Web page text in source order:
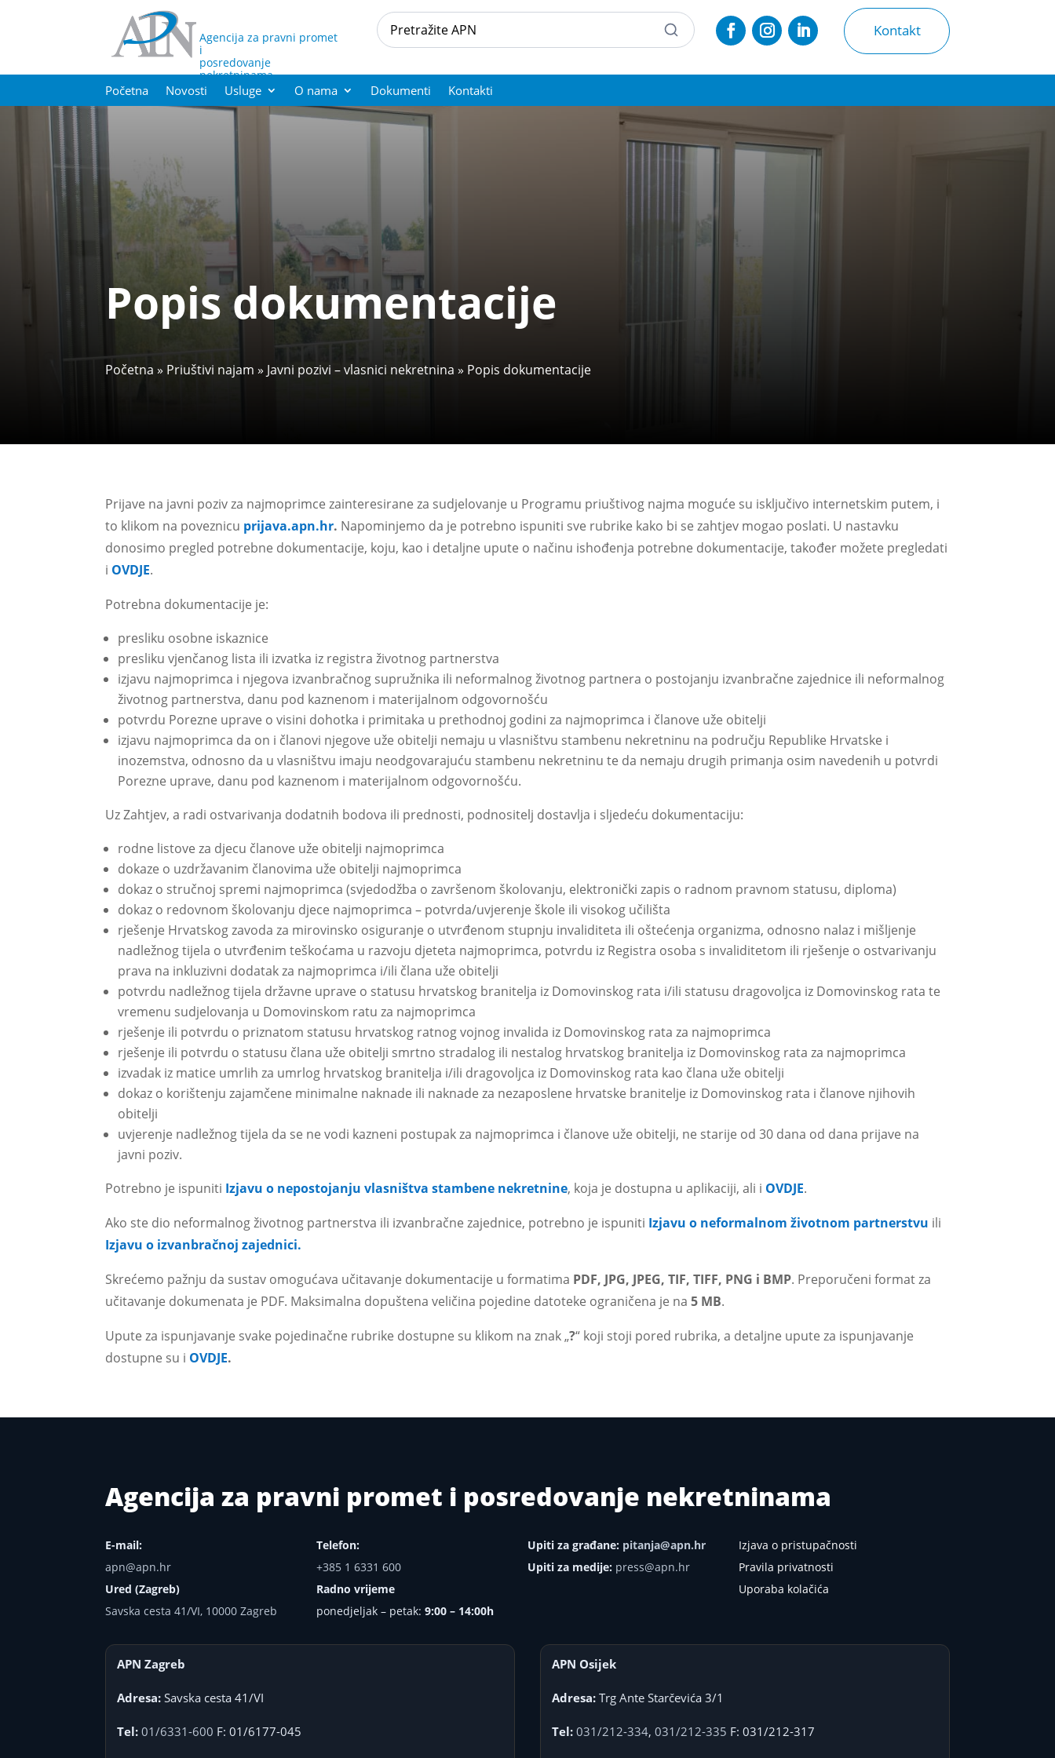
Agencija za pravni promet
i
posredovanje
nekretninama
Kontakt
Početna Novosti Usluge O nama Dokumenti Kontakti
Popis dokumentacije
Početna » Priuštivi najam » Javni pozivi – vlasnici nekretnina » Popis dokumentacije
Prijave na javni poziv za najmoprimce zainteresirane za sudjelovanje u Programu priuštivog najma moguće su isključivo internetskim putem, i
to klikom na poveznicu prijava.apn.hr. Napominjemo da je potrebno ispuniti sve rubrike kako bi se zahtjev mogao poslati. U nastavku
donosimo pregled potrebne dokumentacije, koju, kao i detaljne upute o načinu ishođenja potrebne dokumentacije, također možete pregledati
i OVDJE.
Potrebna dokumentacije je:
presliku osobne iskaznice
presliku vjenčanog lista ili izvatka iz registra životnog partnerstva
izjavu najmoprimca i njegova izvanbračnog supružnika ili neformalnog životnog partnera o postojanju izvanbračne zajednice ili neformalnog
životnog partnerstva, danu pod kaznenom i materijalnom odgovornošću
potvrdu Porezne uprave o visini dohotka i primitaka u prethodnoj godini za najmoprimca i članove uže obitelji
izjavu najmoprimca da on i članovi njegove uže obitelji nemaju u vlasništvu stambenu nekretninu na području Republike Hrvatske i
inozemstva, odnosno da u vlasništvu imaju neodgovarajuću stambenu nekretninu te da nemaju drugih primanja osim navedenih u potvrdi
Porezne uprave, danu pod kaznenom i materijalnom odgovornošću.
Uz Zahtjev, a radi ostvarivanja dodatnih bodova ili prednosti, podnositelj dostavlja i sljedeću dokumentaciju:
rodne listove za djecu članove uže obitelji najmoprimca
dokaze o uzdržavanim članovima uže obitelji najmoprimca
dokaz o stručnoj spremi najmoprimca (svjedodžba o završenom školovanju, elektronički zapis o radnom pravnom statusu, diploma)
dokaz o redovnom školovanju djece najmoprimca – potvrda/uvjerenje škole ili visokog učilišta
rješenje Hrvatskog zavoda za mirovinsko osiguranje o utvrđenom stupnju invaliditeta ili oštećenja organizma, odnosno nalaz i mišljenje
nadležnog tijela o utvrđenim teškoćama u razvoju djeteta najmoprimca, potvrdu iz Registra osoba s invaliditetom ili rješenje o ostvarivanju
prava na inkluzivni dodatak za najmoprimca i/ili člana uže obitelji
potvrdu nadležnog tijela državne uprave o statusu hrvatskog branitelja iz Domovinskog rata i/ili statusu dragovoljca iz Domovinskog rata te
vremenu sudjelovanja u Domovinskom ratu za najmoprimca
rješenje ili potvrdu o priznatom statusu hrvatskog ratnog vojnog invalida iz Domovinskog rata za najmoprimca
rješenje ili potvrdu o statusu člana uže obitelji smrtno stradalog ili nestalog hrvatskog branitelja iz Domovinskog rata za najmoprimca
izvadak iz matice umrlih za umrlog hrvatskog branitelja i/ili dragovoljca iz Domovinskog rata kao člana uže obitelji
dokaz o korištenju zajamčene minimalne naknade ili naknade za nezaposlene hrvatske branitelje iz Domovinskog rata i članove njihovih
obitelji
uvjerenje nadležnog tijela da se ne vodi kazneni postupak za najmoprimca i članove uže obitelji, ne starije od 30 dana od dana prijave na
javni poziv.
Potrebno je ispuniti Izjavu o nepostojanju vlasništva stambene nekretnine, koja je dostupna u aplikaciji, ali i OVDJE.
Ako ste dio neformalnog životnog partnerstva ili izvanbračne zajednice, potrebno je ispuniti Izjavu o neformalnom životnom partnerstvu ili
Izjavu o izvanbračnoj zajednici.
Skrećemo pažnju da sustav omogućava učitavanje dokumentacije u formatima PDF, JPG, JPEG, TIF, TIFF, PNG i BMP. Preporučeni format za
učitavanje dokumenata je PDF. Maksimalna dopuštena veličina pojedine datoteke ograničena je na5 MB.
Upute za ispunjavanje svake pojedinačne rubrike dostupne su klikom na znak „?“ koji stoji pored rubrika, a detaljne upute za ispunjavanje
dostupne su i OVDJE.
Agencija za pravni promet i posredovanje nekretninama
E-mail:
apn@apn.hr
Ured (Zagreb)
Savska cesta 41/VI, 10000 Zagreb
Telefon:
+385 1 6331 600
Radno vrijeme
ponedjeljak – petak:9:00 – 14:00h
Upiti za građane: pitanja@apn.hr
Upiti za medije: press@apn.hr
Izjava o pristupačnosti
Pravila privatnosti
Uporaba kolačića
APN Zagreb
Adresa: Savska cesta 41/VI
Tel: 01/6331-600 F: 01/6177-045
APN Osijek
Adresa: Trg Ante Starčevića 3/1
Tel: 031/212-334,031/212-335 F: 031/212-317